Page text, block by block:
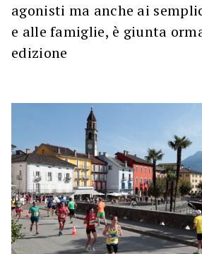
agonisti ma anche ai
e alle famiglie, è giunta
edizione